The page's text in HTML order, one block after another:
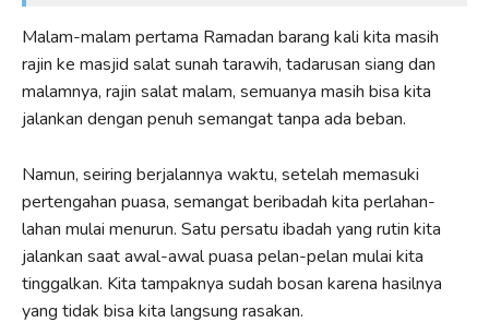
Malam-malam pertama Ramadan barang kali kita masih
rajin ke masjid salat sunah tarawih, tadarusan siang dan
malamnya, rajin salat malam, semuanya masih bisa kita
jalankan dengan penuh semangat tanpa ada beban.
Namun, seiring berjalannya waktu, setelah memasuki
pertengahan puasa, semangat beribadah kita perlahan-
lahan mulai menurun. Satu persatu ibadah yang rutin kita
jalankan saat awal-awal puasa pelan-pelan mulai kita
tinggalkan. Kita tampaknya sudah bosan karena hasilnya
yang tidak bisa kita langsung rasakan.